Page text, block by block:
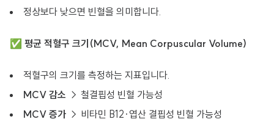
정상보다 낮으면 빈혈을 의미합니다.
✅ 평균 적혈구 크기(MCV, Mean Corpuscular Volume)
적혈구의 크기를 측정하는 지표입니다.
MCV 감소 → 철결핍성 빈혈 가능성
MCV 증가 → 비타민 B12·엽산 결핍성 빈혈 가능성